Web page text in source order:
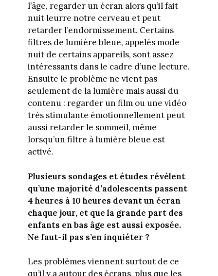
l’âge, regarder un écran alors qu’il fait
nuit leurre notre cerveau et peut
retarder l’endormissement. Certains
filtres de lumière bleue, appelés mode
nuit de certains appareils, sont assez
intéressants dans le cadre d’une lecture.
Ensuite le problème ne vient pas
seulement de la lumière mais aussi du
contenu : regarder un film ou une vidéo
très stimulante émotionnellement peut
aussi retarder le sommeil, même
lorsqu’un filtre à lumière bleue est
activé.
Plusieurs sondages et études révèlent
qu’une majorité d’adolescents passent
4 heures à 10 heures devant un écran
chaque jour, et que la grande part des
enfants en bas âge est aussi exposée.
Ne faut-il pas s’en inquiéter ?
Les problèmes viennent surtout de ce
qu’il y a autour des écrans, plus que les